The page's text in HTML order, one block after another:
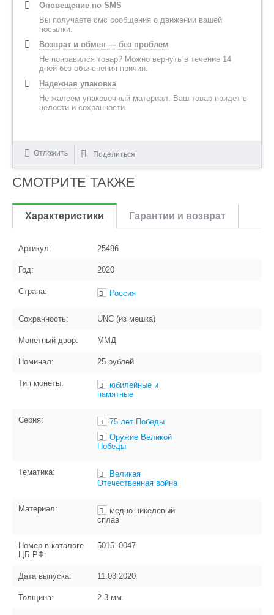
Оповещение по SMS
Вы получаете смс сообщения о движении вашей
посылки.
Возврат и обмен — без проблем
Не понравился товар? Можно вернуть в течение 14
дней без объяснения причин.
Надежная упаковка
Не жалеем упаковочный материал. Ваш товар придет в
целости и сохранности.
Отложить Поделиться
СМОТРИТЕ ТАКЖЕ
Характеристики Гарантии и возврат
Артикул: 25496
Год: 2020
Страна: Россия
Сохранность: UNC (из мешка)
Монетный двор: ММД
Номинал: 25 рублей
Тип монеты:
юбилейные и
памятные
Серия:
75 лет Победы
Оружие Великой
Победы
Тематика:
Великая
Отечественная война
Материал:
медно-никелевый
сплав
Номер в каталоге
ЦБ РФ:
5015–0047
Дата выпуска: 11.03.2020
Толщина: 2.3 мм.